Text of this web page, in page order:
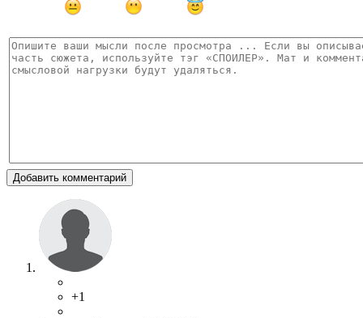
Добавить комментарий
+1